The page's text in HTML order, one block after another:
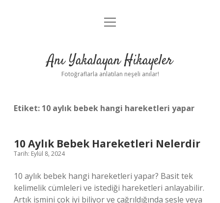
Anasayfa
Yasal Uyarı
menüyü
Anı Yakalayan Hikayeler
Fotoğraflarla anlatılan neşeli anılar!
Etiket: 10 aylık bebek hangi hareketleri yapar
10 Aylık Bebek Hareketleri Nelerdir
Tarih: Eylül 8, 2024
10 aylık bebek hangi hareketleri yapar? Basit tek
kelimelik cümleleri ve istediği hareketleri anlayabilir.
Artık ismini çok iyi biliyor ve çağrıldığında sesle veya